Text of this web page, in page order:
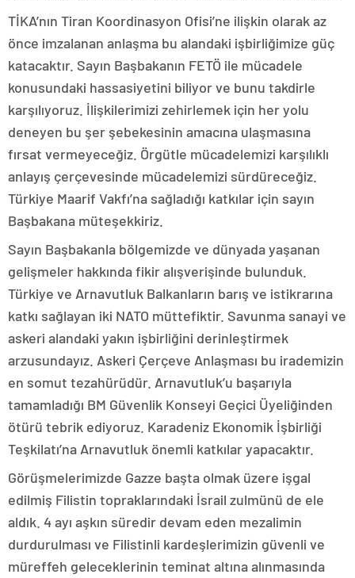
TİKA’nın Tiran Koordinasyon Ofisi’ne ilişkin olarak az
önce imzalanan anlaşma bu alandaki işbirliğimize güç
katacaktır. Sayın Başbakanın FETÖ ile mücadele
konusundaki hassasiyetini biliyor ve bunu takdirle
karşılıyoruz. İlişkilerimizi zehirlemek için her yolu
deneyen bu şer şebekesinin amacına ulaşmasına
fırsat vermeyeceğiz. Örgütle mücadelemizi karşılıklı
anlayış çerçevesinde mücadelemizi sürdüreceğiz.
Türkiye Maarif Vakfı’na sağladığı katkılar için sayın
Başbakana müteşekkiriz.
Sayın Başbakanla bölgemizde ve dünyada yaşanan
gelişmeler hakkında fikir alışverişinde bulunduk.
Türkiye ve Arnavutluk Balkanların barış ve istikrarına
katkı sağlayan iki NATO müttefiktir. Savunma sanayi ve
askeri alandaki yakın işbirliğini derinleştirmek
arzusundayız. Askeri Çerçeve Anlaşması bu irademizin
en somut tezahürüdür. Arnavutluk’u başarıyla
tamamladığı BM Güvenlik Konseyi Geçici Üyeliğinden
ötürü tebrik ediyoruz. Karadeniz Ekonomik İşbirliği
Teşkilatı’na Arnavutluk önemli katkılar yapacaktır.
Görüşmelerimizde Gazze başta olmak üzere işgal
edilmiş Filistin topraklarındaki İsrail zulmünü de ele
aldık. 4 ayı aşkın süredir devam eden mezalimin
durdurulması ve Filistinli kardeşlerimizin güvenli ve
müreffeh geleceklerinin teminat altına alınmasında